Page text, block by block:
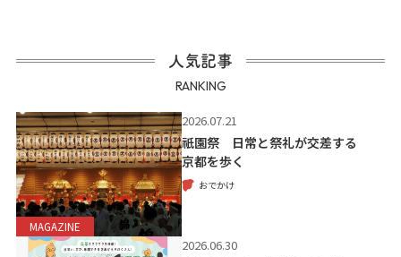
人気記事
RANKING
MAGAZINE
2026.07.21
祇園祭 日常と祭礼が交差する
京都を歩く
おでかけ
2026.06.30